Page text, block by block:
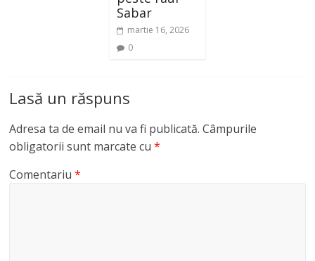
Sabar
martie 16, 2026
0
Lasă un răspuns
Adresa ta de email nu va fi publicată. Câmpurile
obligatorii sunt marcate cu*
Comentariu*